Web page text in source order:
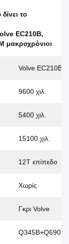
το
EC210B,
μακροχρόνιοι
Volve EC210B
9600 χιλ.
5400 χιλ.
15100 χιλ.
12T επίπεδο
Χωρίς
Γκρι Volve
Q345B+Q690D